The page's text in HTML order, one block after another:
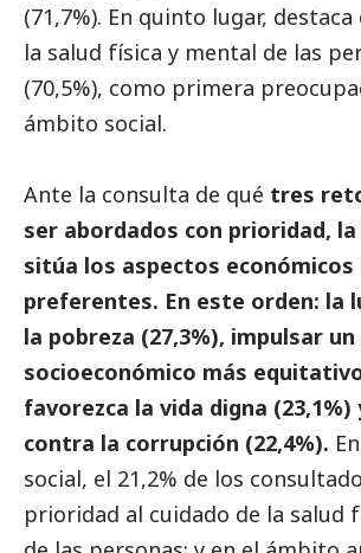
(71,7%). En quinto lugar,
la salud física y mental de las
(70,5%), como primera
ámbito social.
Ante la consulta de qué tres
ser abordados con prioridad, la
sitúa los aspectos económicos
preferentes. En este orden: la
la pobreza (27,3%), impulsar
socioeconómico más
favorezca la vida digna (23,1%)
contra la corrupción (22,4%).
social, el 21,2% de los
prioridad al cuidado de la salud